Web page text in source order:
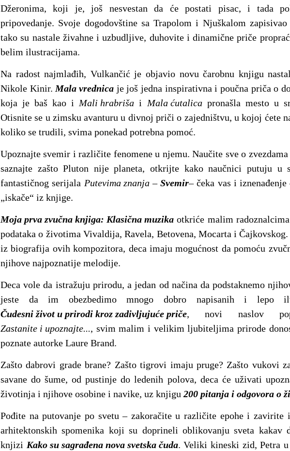
Džeronima, koji je, još nesvestan da će postati pisac, i tada
pripovedanje. Svoje dogodovštine sa Trapolom i Njuškalom
tako su nastale živahne i uzbudljive, duhovite i dinamične priče
belim ilustracijama.
Na radost najmlađih, Vulkančić je objavio novu čarobnu knjigu
Nikole Kinir.Mala vrednica je još jedna inspirativna i poučna priča o
koja je baš kao iMali hrabriša iMala ćutalicapronašla mesto u
Otisnite se u zimsku avanturu u divnoj priči o zajedništvu, u kojoj ćete
koliko se trudili, svima ponekad potrebna pomoć.
Upoznajte svemir i različite fenomene u njemu. Naučite sve o
saznajte zašto Pluton nije planeta, otkrijte kako naučnici putuju
fantastičnog serijala Putevima znanja– Svemir– čeka vas i
„iskače“ iz knjige.
Moja prva zvučna knjiga: Klasična muzika otkriće malim
podataka o životima Vivaldija, Ravela, Betovena, Mocarta i
iz biografija ovih kompozitora, deca imaju mogućnost da pomoću
njihove najpoznatije melodije.
Deca vole da istražuju prirodu, a jedan od načina da podstaknemo
jeste da im obezbedimo mnogo dobro napisanih i lepo
Čudesni život u prirodi kroz zadivljujuće priče, novi naslov
Zastanite i upoznajte..., svim malim i velikim ljubiteljima prirode
poznate autorke Laure Brand.
Zašto dabrovi grade brane? Zašto tigrovi imaju pruge? Zašto vukovi
savane do šume, od pustinje do ledenih polova, deca će uživati
životinja i njihove osobine i navike, uz knjigu200 pitanja i odgovora o
Pođite na putovanje po svetu – zakoračite u različite epohe i zavirite
arhitektonskih spomenika koji su doprineli oblikovanju sveta kakav
knjizi Kako su sagrađena nova svetska čuda. Veliki kineski zid, Petra u